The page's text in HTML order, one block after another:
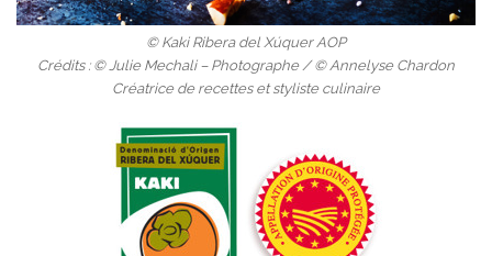
© Kaki Ribera del Xúquer AOP
Crédits : © Julie Mechali – Photographe / © Annelyse Chardon
Créatrice de recettes et styliste culinaire